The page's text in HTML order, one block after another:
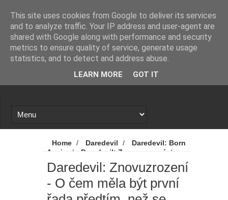
Loading...
Home / Daredevil /
Daredevil: Born
Again
/ Daredevil: Znovuzrození
/
Disney
/ Disney+
/
Novinky /
Daredevil: Znovuzrození - O
čem měla být první řada předtím, než se
Marvel rozhodl pro výrazné úpravy?
Daredevil: Znovuzrození
- O čem měla být první
This site uses cookies from Google to deliver its services
and to analyze traffic. Your IP address and user-agent are
shared with Google along with performance and security
metrics to ensure quality of service, generate usage
statistics, and to detect and address abuse.
LEARN MORE GOT IT